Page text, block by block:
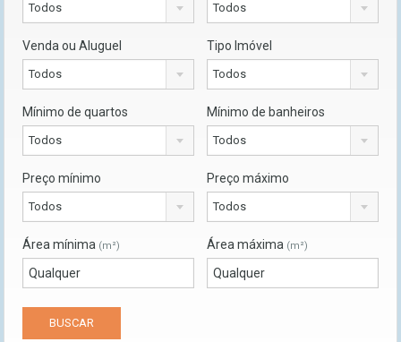
Todos Todos
Venda ou Aluguel
Todos
Tipo Imóvel
Todos
Mínimo de quartos
Todos
Mínimo de banheiros
Todos
Preço mínimo
Todos
Preço máximo
Todos
Área mínima (m²) Área máxima (m²)